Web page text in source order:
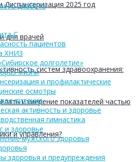
2025 год
для врачей
систем здравоохранения:
измерение показателей частью
и управления?
диабета
С
пациентов
ХНИЗ
долголетие»
жизни
и профилактические
осмотры
питание
активность и здоровье
гимнастика
и здоровье
мужского здоровья
здоровья и предупреждения